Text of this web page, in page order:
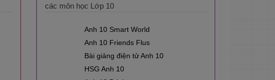
các môn học Lớp 10
Anh 10 Smart World
Anh 10 Friends Flus
Bài giảng điện tử Anh 10
HSG Anh 10